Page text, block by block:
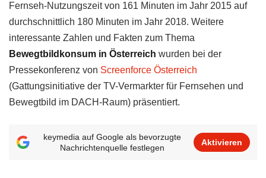
Fernseh-Nutzungszeit von 161 Minuten im Jahr 2015 auf
durchschnittlich 180 Minuten im Jahr 2018. Weitere
interessante Zahlen und Fakten zum Thema
Bewegtbildkonsum in Österreich wurden bei der
Pressekonferenz von Screenforce Österreich
(Gattungsinitiative der TV-Vermarkter für Fernsehen und
Bewegtbild im DACH-Raum) präsentiert.
keymedia auf Google als bevorzugte
Nachrichtenquelle festlegen
Aktivieren